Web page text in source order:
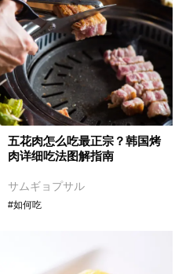
五花肉怎么吃最正宗？韩国烤
肉详细吃法图解指南
サムギョプサル
#如何吃